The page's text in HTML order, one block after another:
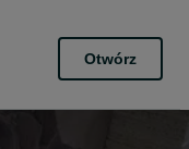
Otwórz